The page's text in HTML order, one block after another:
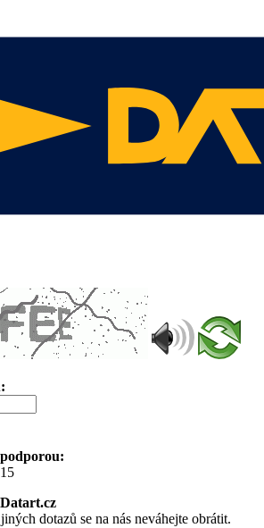
dotazů se na nás neváhejte obrátit.